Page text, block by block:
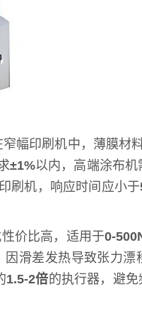
幅印刷机中，薄膜材
±1%以内，高端涂布机
刷机，响应时间应小于
价比高，适用于0-
滑差发热导致张力漂
1.5-2倍的执行器，避